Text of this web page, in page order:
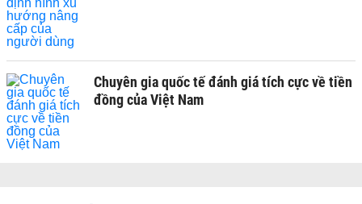
Chuyên gia quốc tế đánh giá tích cực về tiền
đồng của Việt Nam